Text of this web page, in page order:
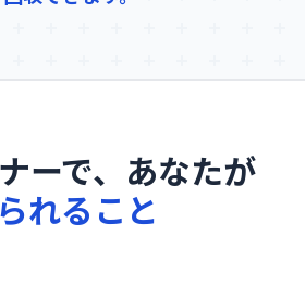
ーで、あなたが
れること